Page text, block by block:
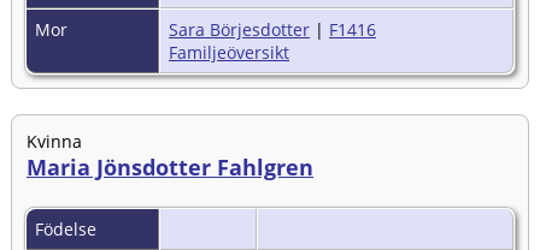
Mor
Sara Börjesdotter | F1416
Familjeöversikt
Kvinna
Maria Jönsdotter Fahlgren
Födelse